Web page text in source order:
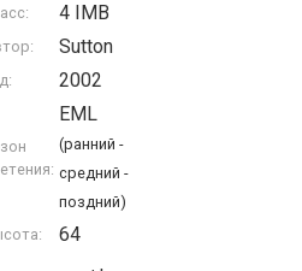
4 IMB
Sutton
2002
EML
(ранний -
средний -
поздний)
64